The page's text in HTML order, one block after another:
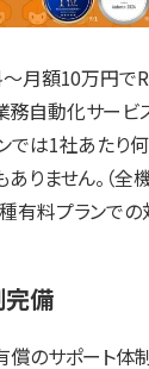
～月額10万円で
自動化サービ
では1社あたり
りません。（
有料プランでの
完備
償のサポート体